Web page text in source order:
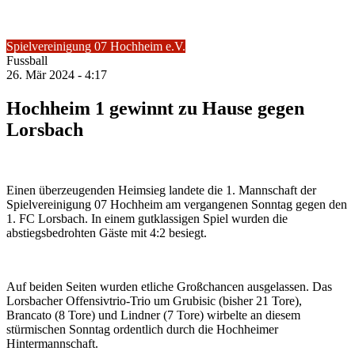
Spielvereinigung 07 Hochheim e.V.
Fussball
26. Mär 2024 - 4:17
Hochheim 1 gewinnt zu Hause gegen
Lorsbach
Einen überzeugenden Heimsieg landete die 1. Mannschaft der
Spielvereinigung 07 Hochheim am vergangenen Sonntag gegen den
1. FC Lorsbach. In einem gutklassigen Spiel wurden die
abstiegsbedrohten Gäste mit 4:2 besiegt.
Auf beiden Seiten wurden etliche Großchancen ausgelassen. Das
Lorsbacher Offensivtrio-Trio um Grubisic (bisher 21 Tore),
Brancato (8 Tore) und Lindner (7 Tore) wirbelte an diesem
stürmischen Sonntag ordentlich durch die Hochheimer
Hintermannschaft.